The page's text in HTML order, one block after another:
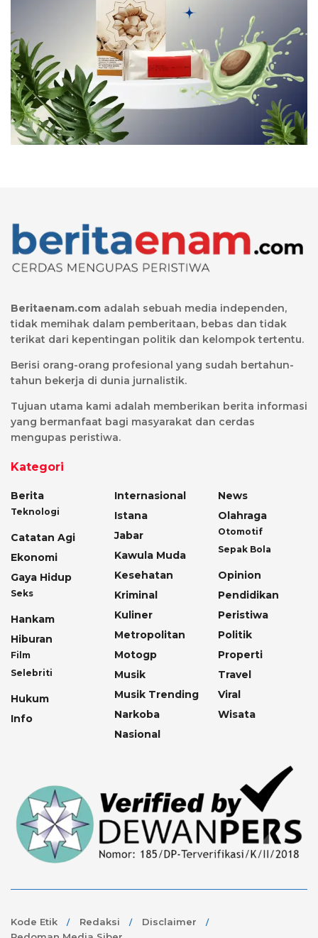
Beritaenam.com adalah sebuah media independen,
tidak memihak dalam pemberitaan, bebas dan tidak
terikat dari kepentingan politik dan kelompok tertentu.
Berisi orang-orang profesional yang sudah bertahun-
tahun bekerja di dunia jurnalistik.
Tujuan utama kami adalah memberikan berita informasi
yang bermanfaat bagi masyarakat dan cerdas
mengupas peristiwa.
Kategori
Berita
Teknologi
Catatan Agi
Ekonomi
Gaya Hidup
Seks
Hankam
Hiburan
Film
Selebriti
Hukum
Info
Internasional
Istana
Jabar
Kawula Muda
Kesehatan
Kriminal
Kuliner
Metropolitan
Motogp
Musik
Musik Trending
Narkoba
Nasional
News
Olahraga
Otomotif
Sepak Bola
Opinion
Pendidikan
Peristiwa
Politik
Properti
Travel
Viral
Wisata
Kode Etik Redaksi
Disclaimer